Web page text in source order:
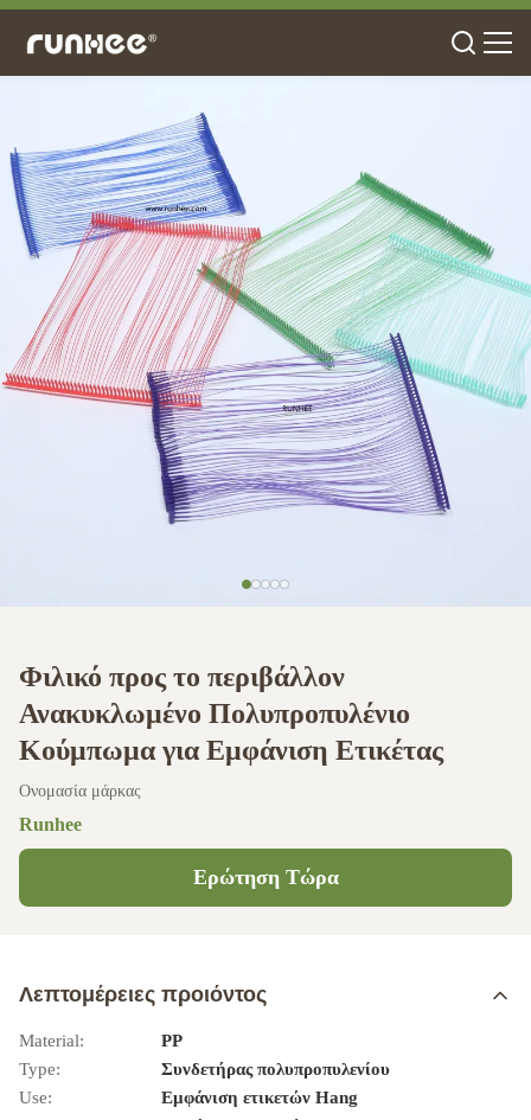
Φιλικό προς το περιβάλλον
Ανακυκλωμένο Πολυπροπυλένιο
Κούμπωμα για Εμφάνιση Ετικέτας
Ονομασία μάρκας
Runhee
Ερώτηση Τώρα
Λεπτομέρειες προιόντος
Material:
PP
Type:
Συνδετήρας πολυπροπυλενίου
Use:
Εμφάνιση ετικετών Hang